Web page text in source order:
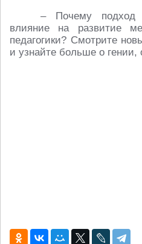
– Почему подход
влияние на развитие
педагогики? Смотрите
и узнайте больше о